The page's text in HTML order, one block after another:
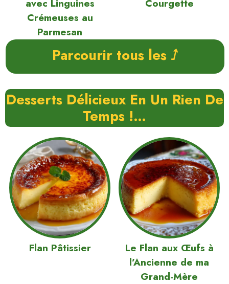
avec Linguines
Crémeuses au
Parmesan
Courgette
Parcourir tous les ⭜
Desserts Délicieux En Un Rien De
Temps !…
Flan Pâtissier
Le Flan aux Œufs à
l’Ancienne de ma
Grand-Mère